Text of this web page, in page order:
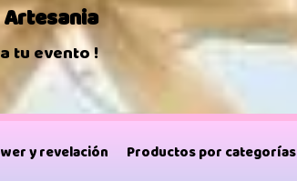
tu evento !
y revelación Productos por categorías